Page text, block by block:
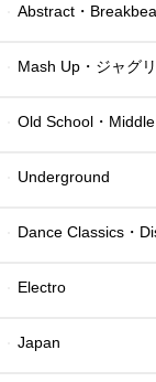
Abstract・
Mash Up・ジャグ
Old School・Middle
Underground
Dance Classics・
Electro
Japan